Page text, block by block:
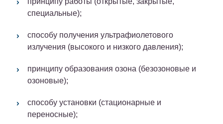
специальные);
способу получения ультрафиолетового
излучения (высокого и низкого давления);
принципу образования озона (безозоновые и
озоновые);
способу установки (стационарные и
переносные);